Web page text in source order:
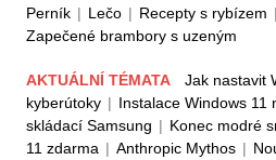
Perník | Lečo | Recepty s rybízem |
Zapečené brambory s uzeným
AKTUÁLNÍ TÉMATA Jak nastavit
kyberútoky | Instalace Windows 11
skládací Samsung | Konec modré
11 zdarma | Anthropic Mythos |